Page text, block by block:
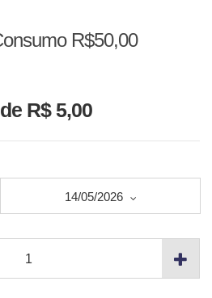
R$50,00
R$ 5,00
14/05/2026